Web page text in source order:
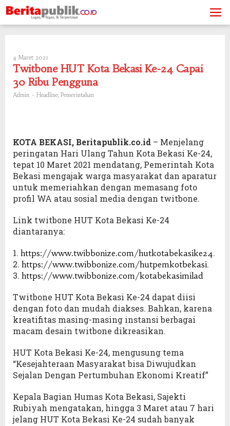
Skip
to
content
4 Maret 2021
Admin
Twitbone HUT Kota Bekasi Ke-24 Capai
30 Ribu Pengguna
Admin - Headline, Pemerintahan
KOTA BEKASI, Beritapublik.co.id – Menjelang
peringatan Hari Ulang Tahun Kota Bekasi Ke-24,
tepat 10 Maret 2021 mendatang, Pemerintah Kota
Bekasi mengajak warga masyarakat dan aparatur
untuk memeriahkan dengan memasang foto
profil WA atau sosial media dengan twitbone.
Link twitbone HUT Kota Bekasi Ke-24
diantaranya:
1. https://www.twibbonize.com/hutkotabekasike24.
2. https://www.twibbonize.com/hutpemkotbekasi.
3. https://www.twibbonize.com/kotabekasimilad
Twitbone HUT Kota Bekasi Ke-24 dapat diisi
dengan foto dan mudah diakses. Bahkan, karena
kreatifitas masing-masing instansi berbagai
macam desain twitbone dikreasikan.
HUT Kota Bekasi Ke-24, mengusung tema
“Kesejahteraan Masyarakat bisa Diwujudkan
Sejalan Dengan Pertumbuhan Ekonomi Kreatif”
Kepala Bagian Humas Kota Bekasi, Sajekti
Rubiyah mengatakan, hingga 3 Maret atau 7 hari
jelang HUT Kota Bekasi Ke-24 sudah banyak